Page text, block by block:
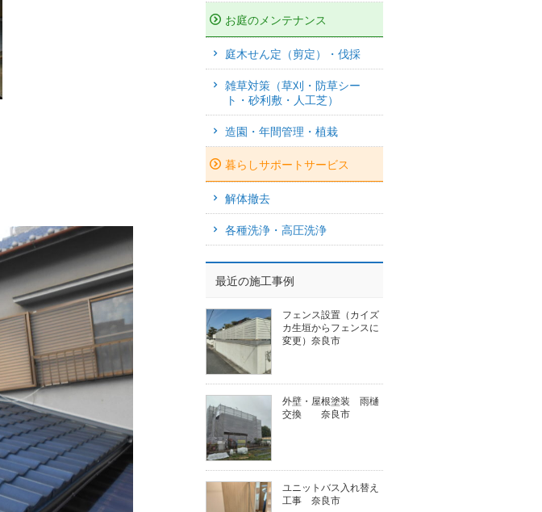
お庭のメンテナンス
庭木せん定（剪定）・伐採
雑草対策（草刈・防草シー
ト・砂利敷・人工芝）
造園・年間管理・植栽
暮らしサポートサービス
解体撤去
各種洗浄・高圧洗浄
最近の施工事例
フェンス設置（カイズ
カ生垣からフェンスに
変更）奈良市
外壁・屋根塗装 雨樋
交換 奈良市
ユニットバス入れ替え
工事 奈良市